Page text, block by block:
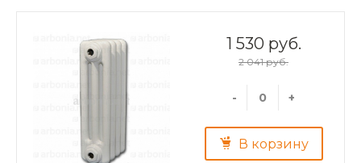
1 530 руб.
2 041 руб.
- +
В корзину